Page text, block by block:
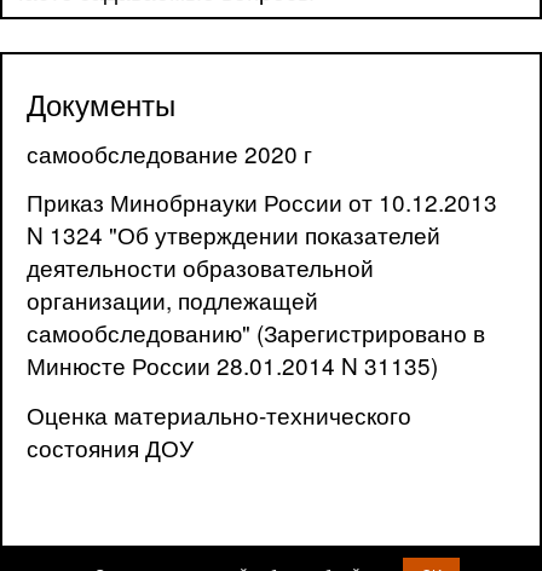
Документы
самообследование 2020 г
Приказ Минобрнауки России от 10.12.2013
N 1324 "Об утверждении показателей
деятельности образовательной
организации, подлежащей
самообследованию" (Зарегистрировано в
Минюсте России 28.01.2014 N 31135)
Оценка материально-технического
состояния ДОУ